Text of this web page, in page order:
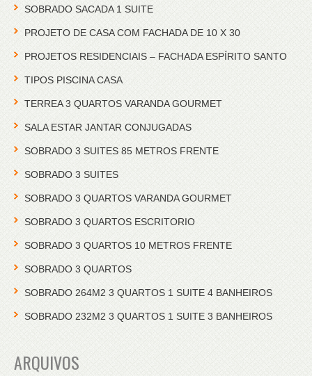
SOBRADO SACADA 1 SUITE
PROJETO DE CASA COM FACHADA DE 10 X 30
PROJETOS RESIDENCIAIS – FACHADA ESPÍRITO SANTO
TIPOS PISCINA CASA
TERREA 3 QUARTOS VARANDA GOURMET
SALA ESTAR JANTAR CONJUGADAS
SOBRADO 3 SUITES 85 METROS FRENTE
SOBRADO 3 SUITES
SOBRADO 3 QUARTOS VARANDA GOURMET
SOBRADO 3 QUARTOS ESCRITORIO
SOBRADO 3 QUARTOS 10 METROS FRENTE
SOBRADO 3 QUARTOS
SOBRADO 264M2 3 QUARTOS 1 SUITE 4 BANHEIROS
SOBRADO 232M2 3 QUARTOS 1 SUITE 3 BANHEIROS
ARQUIVOS